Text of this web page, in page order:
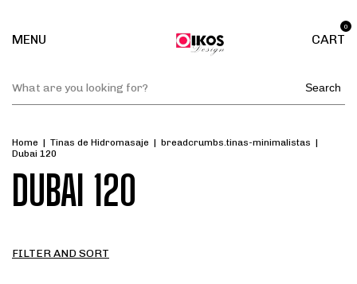
MENU CART
0
Search
Home | Tinas de Hidromasaje | breadcrumbs.tinas-minimalistas |
Dubai 120
DUBAI 120
FILTER AND SORT